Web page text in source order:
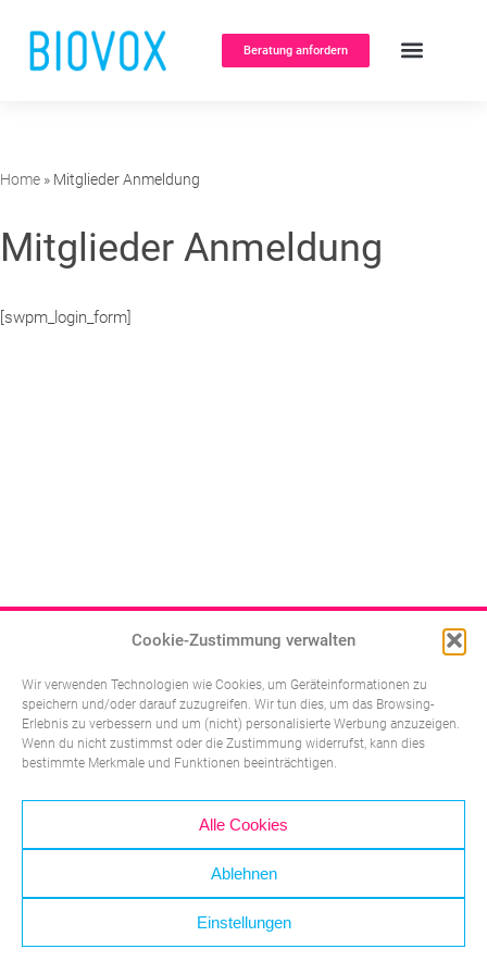
Cookie-Zustimmung verwalten
Wir verwenden Technologien wie Cookies, um Geräteinformationen zu
speichern und/oder darauf zuzugreifen. Wir tun dies, um das Browsing-
Erlebnis zu verbessern und um (nicht) personalisierte Werbung anzuzeigen.
Wenn du nicht zustimmst oder die Zustimmung widerrufst, kann dies
bestimmte Merkmale und Funktionen beeinträchtigen.
Alle Cookies
Ablehnen
Einstellungen
Zum
Beratung anfordern
Home » Mitglieder Anmeldung
Mitglieder Anmeldung
[swpm_login_form]
Impressum
BIOVOX 2026